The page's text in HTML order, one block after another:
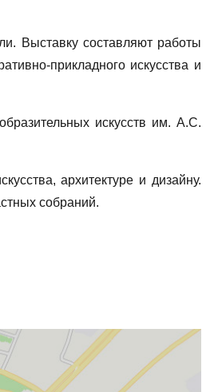
Выставку составляют работы
прикладного искусства и
искусств им. А.С.
архитектуре и дизайну.
собраний.